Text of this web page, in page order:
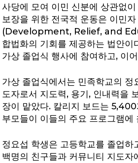
사당에 모여 이민 신분에 상관없
보장을 위한 전국적 운동은 이민
(Development, Relief, and
합법화의 기회를 제공하는 법안
가상 졸업식 행사에 참여하고, 이
가상 졸업식에서는 민족학교의
도자로서 지도력, 용기, 인내력을
장이 맡았다. 칼리지 보드는
부모들이 이들의 주요 프로그램
정요섭 학생은 고등학교를 졸업
백명의 친구들과 커뮤니티 지도